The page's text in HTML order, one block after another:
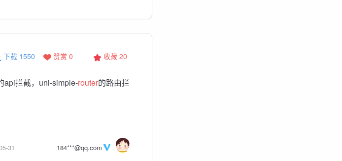
收藏 20
赞赏 0
下载 1550
api拦截，uni-simple-router的路由拦
31 184***@qq.com